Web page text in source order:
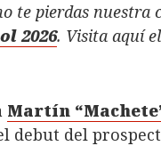
te pierdas nuestra
2026. Visita aquí el
Martín
debut del